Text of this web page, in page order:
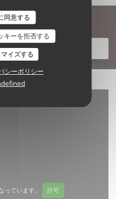
同意する
キーを拒否する
イズする
シーポリシー
発見する
発見する
っています。 許可